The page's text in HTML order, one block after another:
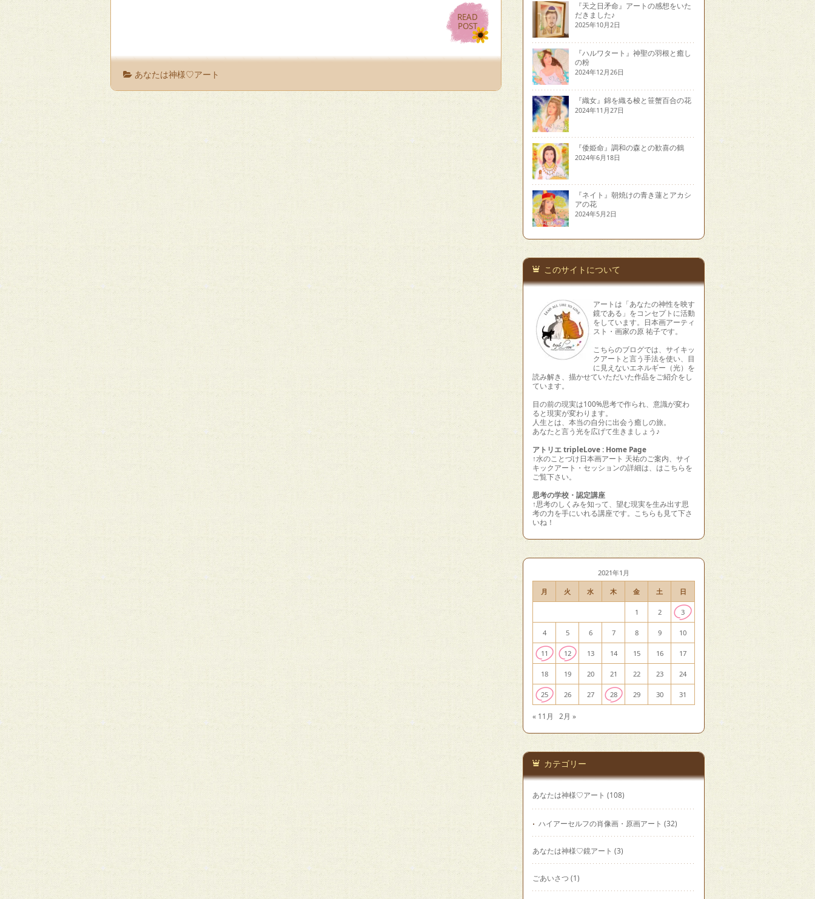
READ
POST
READ
POST
あなたは神様♡アート
『天之日矛命』アートの感想をいた
だきました♪
2025年10月2日
『ハルワタート』神聖の羽根と癒し
の粉
2024年12月26日
『織女』錦を織る梭と笹蟹百合の花
2024年11月27日
『倭姫命』調和の森との歓喜の鶴
2024年6月18日
『ネイト』朝焼けの青き蓮とアカシ
アの花
2024年5月2日
このサイトについて
アートは「あなたの神性を映す
鏡である」をコンセプトに活動
をしています。日本画アーティ
スト・画家の原 祐子です。
こちらのブログでは、サイキッ
クアートと言う手法を使い、目
に見えないエネルギー（光）を
読み解き、描かせていただいた作品をご紹介をし
ています。
目の前の現実は100%思考で作られ、意識が変わ
ると現実が変わります。
人生とは、本当の自分に出会う癒しの旅。
あなたと言う光を広げて生きましょう♪
アトリエ tripleLove : Home Page
↑水のことづけ日本画アート 天祐のご案内、サイ
キックアート・セッションの詳細は、はこちらを
ご覧下さい。
思考の学校・認定講座
↑思考のしくみを知って、望む現実を生み出す思
考の力を手にいれる講座です。こちらも見て下さ
いね！
2021年1月
月 火 水 木 金 土 日
1 2 3
4 5 6 7 8 9 10
11 12 13 14 15 16 17
18 19 20 21 22 23 24
25 26 27 28 29 30 31
« 11月 2月 »
カテゴリー
あなたは神様♡アート (108)
ハイアーセルフの肖像画・原画アート (32)
あなたは神様♡鏡アート (3)
ごあいさつ (1)